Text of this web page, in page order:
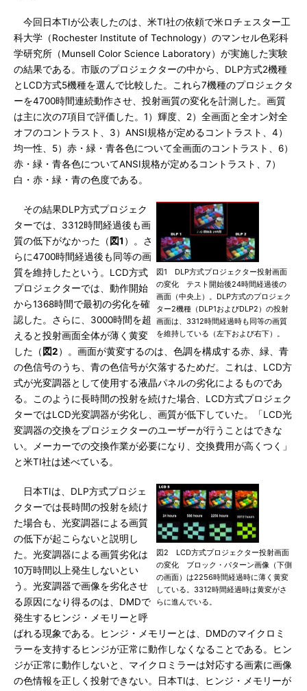
今回日本TIが公表したのは、米TI社の依頼で米ロチェスター工
科大学（Rochester Institute of Technology）のマンセル色彩科
学研究所（Munsell Color Science Laboratory）が実施した実験
の結果である。市販のプロジェクターの中から、DLP方式2機種
とLCD方式5機種を選んで比較した。これら7機種のプロジェクタ
ーを4700時間連続動作させ、投射画質の変化を計測した。画質
は主に次の7項目で評価した。1）輝度、2）全画面と全オン対全
オフのコントラスト、3）ANSI規格が定めるコントラスト、4）
均一性、5）赤・緑・青各色について全画面のコントラスト、6）
赤・緑・青各色についてANSI規格が定めるコントラスト、7）
白・赤・緑・青の色度である。
図1 DLP方式プロジェクター投射画面
の変化 テスト開始後24時間経過後の
画面（中央上）。DLP方式のプロジェク
ター2機種（DLP1およびDLP2）の投射
画面は、3312時間経過時も同等の画質
を維持している（左下および右下）。
その結果DLP方式プロジェク
ターでは、3312時間経過後も画
質の低下がなかった（ 図1 ）。さ
らに4700時間経過後も同等の画
質を維持したという。LCD方式
プロジェクターでは、動作開始
から1368時間で最初の劣化を確
認した。さらに、3000時間を超
えると投射画面全体が薄く黄変
した（ 図2）。画面が黄変するのは、色調を構成する赤、緑、青
の色信号のうち、青の色信号が欠落するためだ。これは、LCD方
式が光変調器として使用する液晶パネルの劣化によるものであ
る。このように長時間の投射を続けた場合、LCD方式プロジェク
ターではLCD光変調器が劣化し、画質が低下していた。「LCD光
変調器の交換をプロジェクターのユーザーが行うことはできな
い。メーカーでの交換作業が必要になり、交換費用が高くつく」
と米TI社は述べている。
図2 LCD方式プロジェクター投射画面
の変化 ブロック・パターン画像（下側
の画面）は2256時間経過時に薄く黄変
している。3312時間経過時は黄変がさ
らに進んでいる。
日本TIは、DLP方式プロジェ
クターでは長時間の投射を続け
た場合も、光変調器による画質
の低下が起こらないと説明し
た。光変調器による画質劣化は
10万時間以上発生しないとい
う。光変調器で画像を劣化させ
る原因になり得るのは、DMDで
発生するヒンジ・メモリーと呼
ばれる現象である。ヒンジ・メモリーとは、DMDのマイクロミ
ラーを支持するヒンジが正常に動作しなくなることである。ヒン
ジが正常に動作しないと、マイクロミラーは対応する画素に画像
の色情報を正しく投射できない。日本TIは、ヒンジ・メモリーが